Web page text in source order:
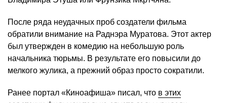
После ряда неудачных проб создатели фильма
обратили внимание на Раднэра Муратова. Этот актер
был утвержден в комедию на небольшую роль
начальника тюрьмы. В результате его повысили до
мелкого жулика, а прежний образ просто сократили.
Ранее портал «Киноафиша» писал, что в этих